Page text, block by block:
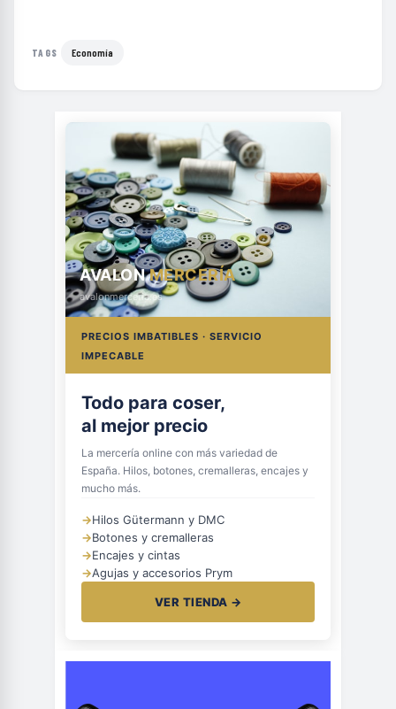
TAGS Economía
AVALONMERCERÍA
avalonmerceria.es
PRECIOS IMBATIBLES · SERVICIO
IMPECABLE
Todo para coser,
al mejor precio
La mercería online con más variedad de
España. Hilos, botones, cremalleras, encajes y
mucho más.
→Hilos Gütermann y DMC
→Botones y cremalleras
→Encajes y cintas
→Agujas y accesorios Prym
VER TIENDA →